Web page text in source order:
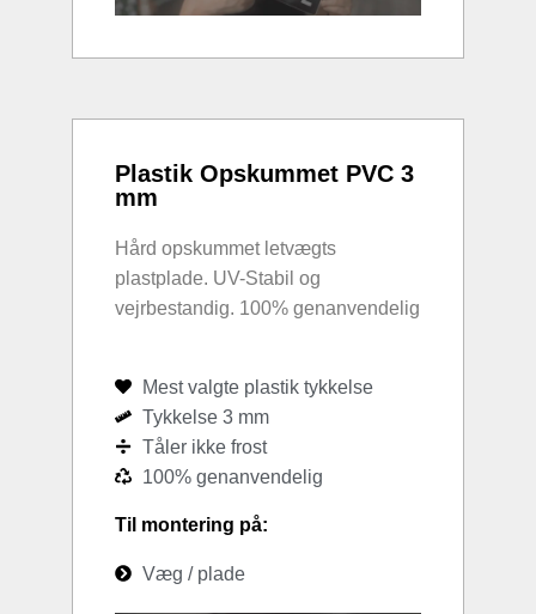
Plastik Opskummet PVC 3
mm
Hård opskummet letvægts
plastplade. UV-Stabil og
vejrbestandig. 100% genanvendelig
Mest valgte plastik tykkelse
Tykkelse 3 mm
Tåler ikke frost
100% genanvendelig
Til montering på:
Væg / plade